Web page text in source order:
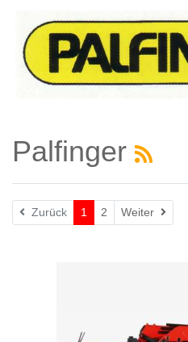
Palfinger
Zurück 1 2 Weiter